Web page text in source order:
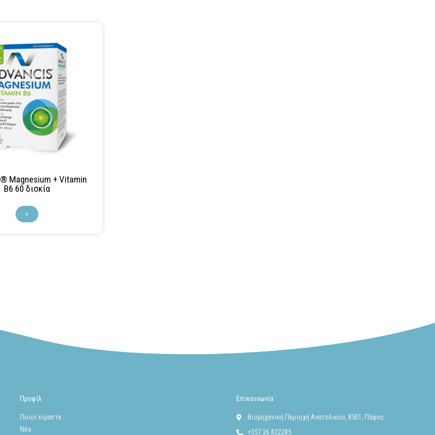
Magnesium + Vitamin
B6 60 δισκία
>
Προφίλ
Ποιοί είμαστε
Νέα
Επικοινωνία
Βιομηχανική Περιοχή Ανατολικού, 8501, Πάφος
+357 26 822285